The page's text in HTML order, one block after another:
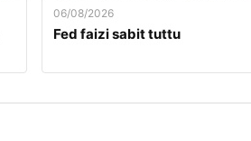
06/08/2026
Fed faizi sabit tuttu